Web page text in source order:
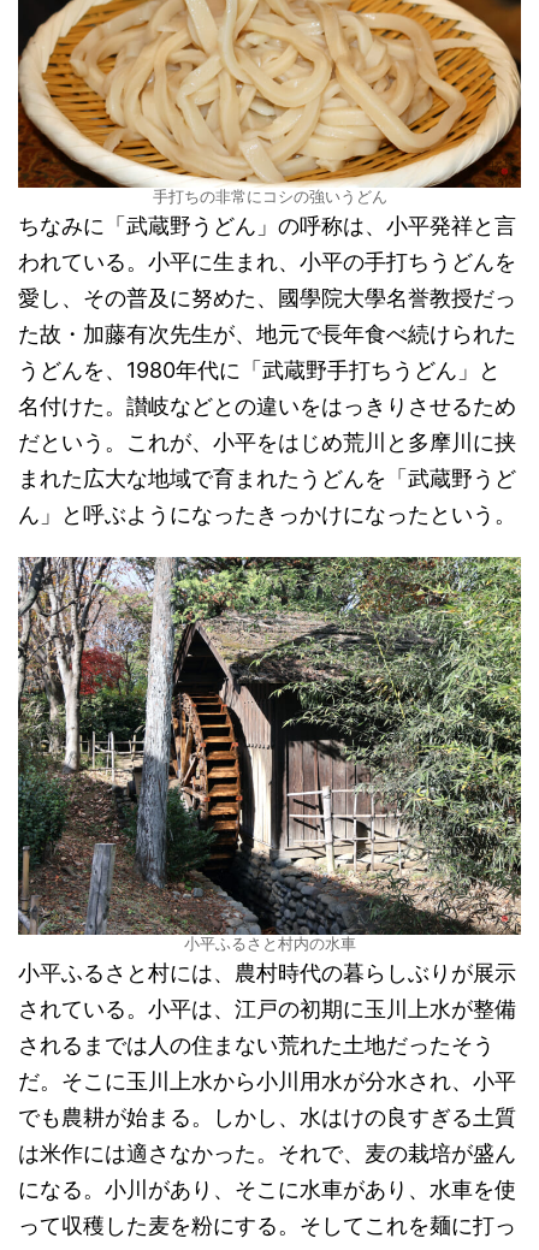
手打ちの非常にコシの強いうどん
ちなみに「武蔵野うどん」の呼称は、小平発祥と言
われている。小平に生まれ、小平の手打ちうどんを
愛し、その普及に努めた、國學院大學名誉教授だっ
た故・加藤有次先生が、地元で長年食べ続けられた
うどんを、1980年代に「武蔵野手打ちうどん」と
名付けた。讃岐などとの違いをはっきりさせるため
だという。これが、小平をはじめ荒川と多摩川に挟
まれた広大な地域で育まれたうどんを「武蔵野うど
ん」と呼ぶようになったきっかけになったという。
小平ふるさと村内の水車
小平ふるさと村には、農村時代の暮らしぶりが展示
されている。小平は、江戸の初期に玉川上水が整備
されるまでは人の住まない荒れた土地だったそう
だ。そこに玉川上水から小川用水が分水され、小平
でも農耕が始まる。しかし、水はけの良すぎる土質
は米作には適さなかった。それで、麦の栽培が盛ん
になる。小川があり、そこに水車があり、水車を使
って収穫した麦を粉にする。そしてこれを麺に打っ